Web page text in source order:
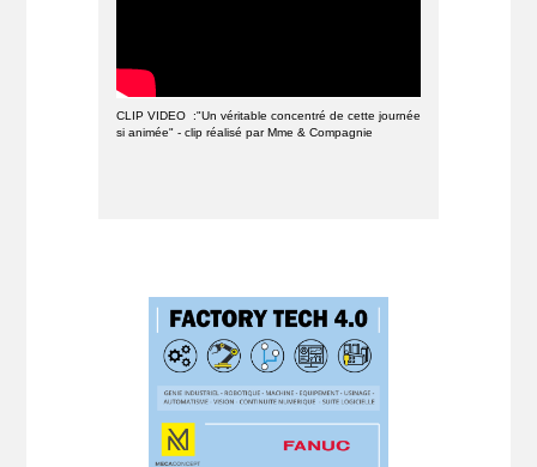
CLIP VIDEO :"Un véritable concentré de cette journée
si animée" - clip réalisé par Mme & Compagnie